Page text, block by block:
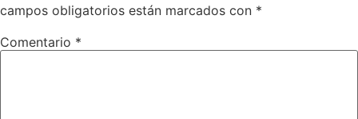
campos obligatorios están marcados con *
Comentario *